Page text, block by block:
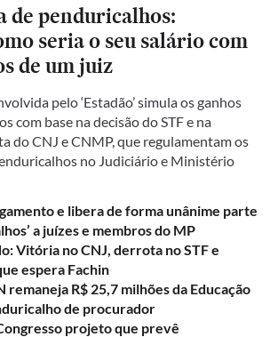
de penduricalhos:
seria o seu salário com
de um juiz
pelo ‘Estadão’ simula os ganhos
com base na decisão do STF e na
do CNJ e CNMP, que regulamentam os
no Judiciário e Ministério
e libera de forma unânime parte
a juízes e membros do MP
Vitória no CNJ, derrota no STF e
espera Fachin
remaneja R$ 25,7 milhões da Educação
de procurador
projeto que prevê